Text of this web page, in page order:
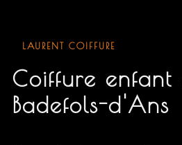
LAURENT COIFFURE
coiffure enfant à
Badefols-d'Ans